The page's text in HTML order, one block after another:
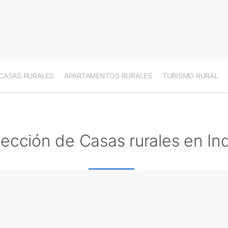
RURALES APARTAMENTOS RURALES TURISMO RURAL
de Casas rurales en